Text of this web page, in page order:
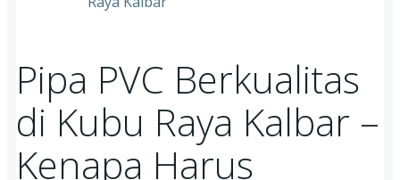
Pipa PVC Berkualitas
di Kubu Raya Kalbar –
Kenapa Harus